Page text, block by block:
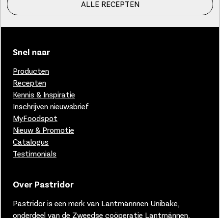
ALLE RECEPTEN
Snel naar
Producten
Recepten
Kennis & Inspiratie
Inschrijven nieuwsbrief
MyFoodspot
Nieuw & Promotie
Catalogus
Testimonials
Over Pastridor
Pastridor is een merk van Lantmännnen Unibake,
onderdeel van de Zweedse coöperatie Lantmännen,